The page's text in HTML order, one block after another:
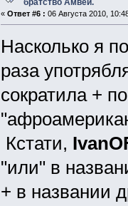
братство Амвей.
« Ответ #6 : 06 Августа 2010,
Насколько я
раза
сократила +
Кстати,
"или" в
+ в названии